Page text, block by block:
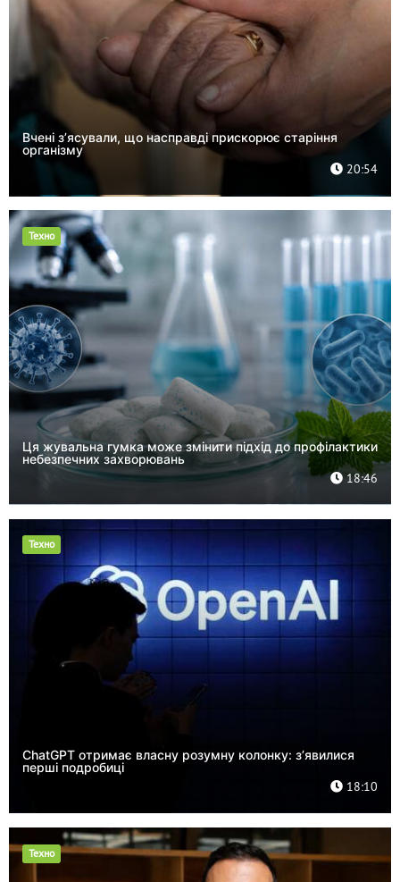
Вчені з’ясували, що насправді прискорює старіння
організму
20:54
Техно
Ця жувальна гумка може змінити підхід до профілактики
небезпечних захворювань
18:46
Техно
ChatGPT отримає власну розумну колонку: з’явилися
перші подробиці
18:10
Техно